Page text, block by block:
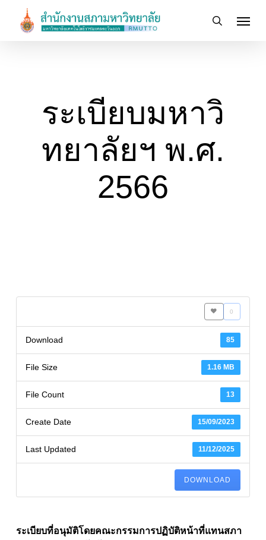
search
ระเบียบมหาวิ
ทยาลัยฯ พ.ศ.
2566
0
85
Download
1.16 MB
File Size
13
File Count
15/09/2023
Create Date
11/12/2025
Last Updated
DOWNLOAD
ระเบียบที่อนุมัติโดยคณะกรรมการปฏิบัติหน้าที่แทนสภา